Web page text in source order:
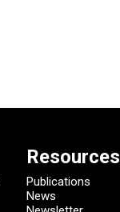
Resources
Publications
News